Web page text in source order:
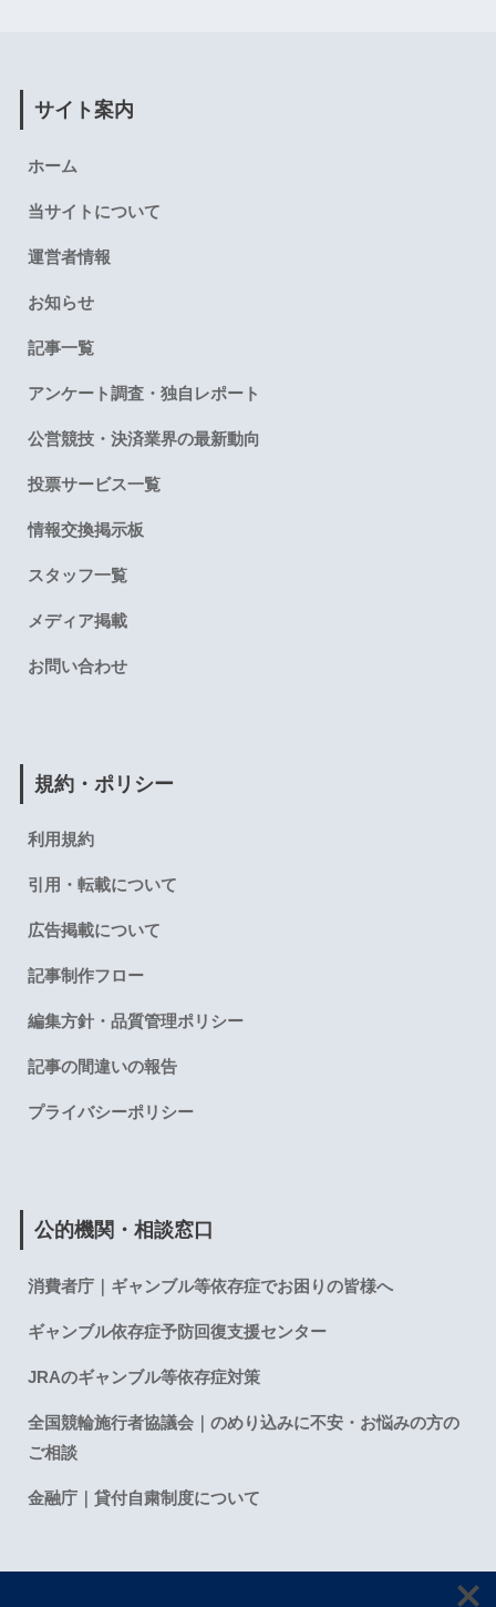
サイト案内
ホーム
当サイトについて
運営者情報
お知らせ
記事一覧
アンケート調査・独自レポート
公営競技・決済業界の最新動向
投票サービス一覧
情報交換掲示板
スタッフ一覧
メディア掲載
お問い合わせ
規約・ポリシー
利用規約
引用・転載について
広告掲載について
記事制作フロー
編集方針・品質管理ポリシー
記事の間違いの報告
プライバシーポリシー
公的機関・相談窓口
消費者庁｜ギャンブル等依存症でお困りの皆様へ
ギャンブル依存症予防回復支援センター
JRAのギャンブル等依存症対策
全国競輪施行者協議会｜のめり込みに不安・お悩みの方の
ご相談
金融庁｜貸付自粛制度について